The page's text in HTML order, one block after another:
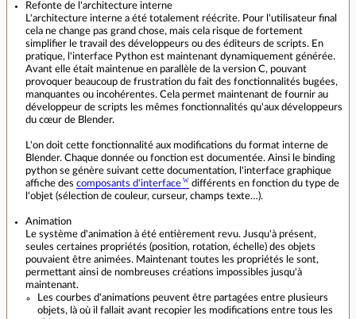
Refonte de l'architecture interne
L'architecture interne a été totalement réécrite. Pour l'utilisateur final
cela ne change pas grand chose, mais cela risque de fortement
simplifier le travail des développeurs ou des éditeurs de scripts. En
pratique, l'interface Python est maintenant dynamiquement générée.
Avant elle était maintenue en parallèle de la version C, pouvant
provoquer beaucoup de frustration du fait des fonctionnalités bugées,
manquantes ou incohérentes. Cela permet maintenant de fournir au
développeur de scripts les mêmes fonctionnalités qu'aux développeurs
du cœur de Blender.
L'on doit cette fonctionnalité aux modifications du format interne de
Blender. Chaque donnée ou fonction est documentée. Ainsi le binding
python se génère suivant cette documentation, l'interface graphique
affiche des composants d'interface
différents en fonction du type de
l'objet (sélection de couleur, curseur, champs texte…).
Animation
Le système d'animation à été entièrement revu. Jusqu'à présent,
seules certaines propriétés (position, rotation, échelle) des objets
pouvaient être animées. Maintenant toutes les propriétés le sont,
permettant ainsi de nombreuses créations impossibles jusqu'à
maintenant.
Les courbes d'animations peuvent être partagées entre plusieurs
objets, là où il fallait avant recopier les modifications entre tous les